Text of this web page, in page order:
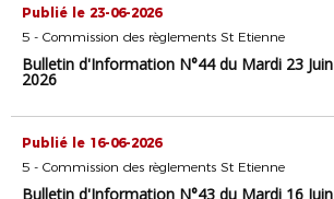
Publié le 23-06-2026
5 - Commission des règlements St Etienne
Bulletin d'Information N°44 du Mardi 23 Juin
2026
Publié le 16-06-2026
5 - Commission des règlements St Etienne
Bulletin d'Information N°43 du Mardi 16 Juin